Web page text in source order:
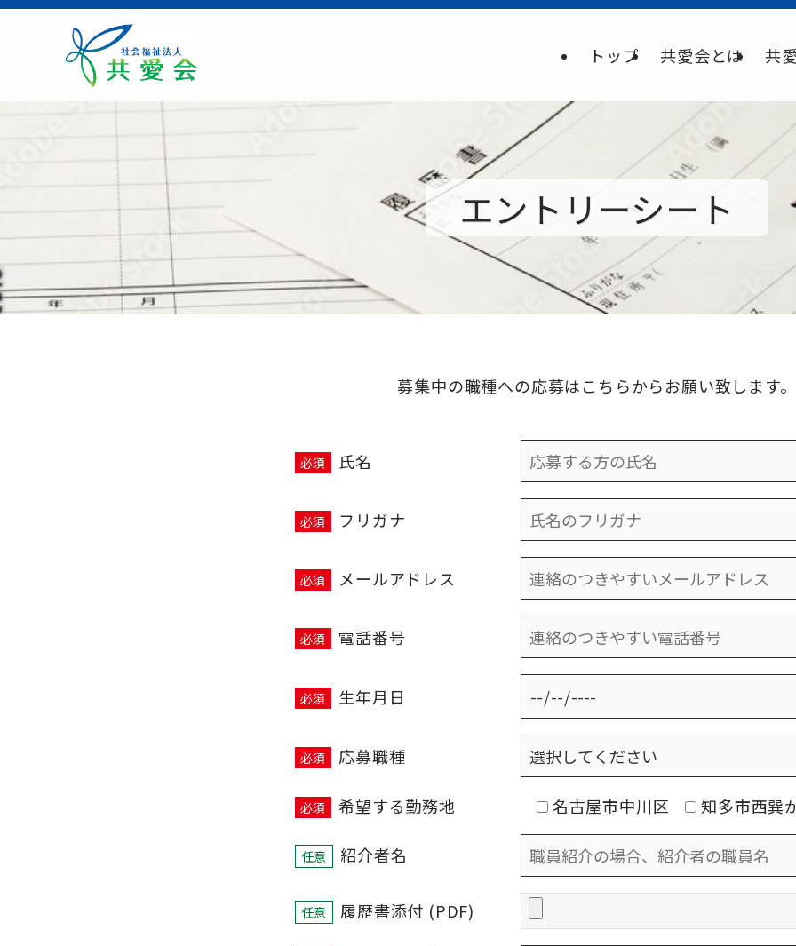
トップ 共愛会とは 共
エントリーシート
募集中の職種への応募はこちらからお願い致します。
必須 氏名
必須 フリガナ
必須 メールアドレス
必須 電話番号
必須 生年月日
必須 応募職種
必須 希望する勤務地 名古屋市中川区 知多市西巽
任意 紹介者名
任意 履歴書添付 (PDF)